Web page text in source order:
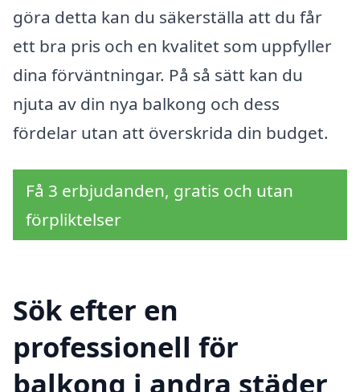
göra detta kan du säkerställa att du får
ett bra pris och en kvalitet som uppfyller
dina förväntningar. På så sätt kan du
njuta av din nya balkong och dess
fördelar utan att överskrida din budget.
Få 3 erbjudanden, gratis och utan
förpliktelser
Sök efter en
professionell för
balkong i andra städer